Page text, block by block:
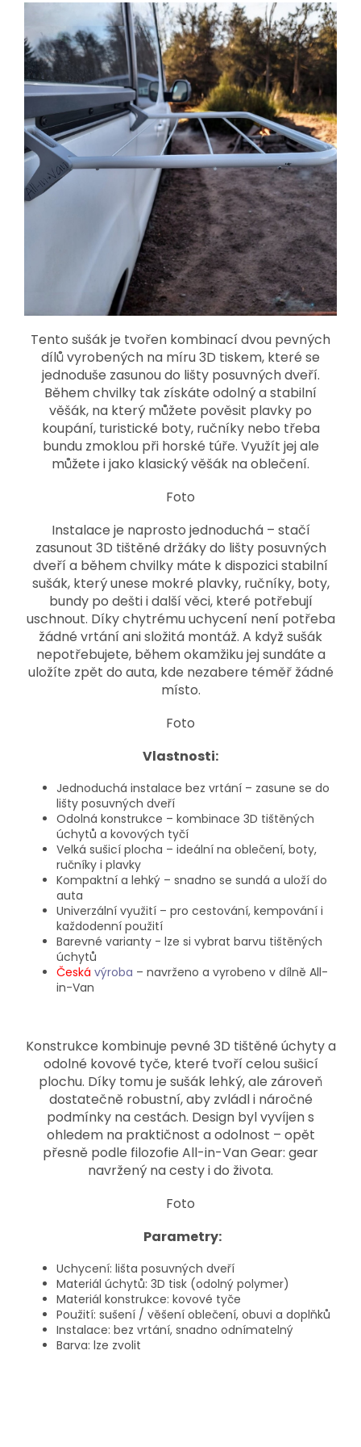
Tento sušák je tvořen kombinací dvou pevných
dílů vyrobených na míru 3D tiskem, které se
jednoduše zasunou do lišty posuvných dveří.
Během chvilky tak získáte odolný a stabilní
věšák, na který můžete pověsit plavky po
koupání, turistické boty, ručníky nebo třeba
bundu zmoklou při horské túře. Využít jej ale
můžete i jako klasický věšák na oblečení.
Foto
Instalace je naprosto jednoduchá – stačí
zasunout 3D tištěné držáky do lišty posuvných
dveří a během chvilky máte k dispozici stabilní
sušák, který unese mokré plavky, ručníky, boty,
bundy po dešti i další věci, které potřebují
uschnout. Díky chytrému uchycení není potřeba
žádné vrtání ani složitá montáž. A když sušák
nepotřebujete, během okamžiku jej sundáte a
uložíte zpět do auta, kde nezabere téměř žádné
místo.
Foto
Vlastnosti:
Jednoduchá instalace bez vrtání – zasune se do
lišty posuvných dveří
Odolná konstrukce – kombinace 3D tištěných
úchytů a kovových tyčí
Velká sušicí plocha – ideální na oblečení, boty,
ručníky i plavky
Kompaktní a lehký – snadno se sundá a uloží do
auta
Univerzální využití – pro cestování, kempování i
každodenní použití
Barevné varianty - lze si vybrat barvu tištěných
úchytů
Česká výroba – navrženo a vyrobeno v dílně All-
in-Van
Konstrukce kombinuje pevné 3D tištěné úchyty a
odolné kovové tyče, které tvoří celou sušicí
plochu. Díky tomu je sušák lehký, ale zároveň
dostatečně robustní, aby zvládl i náročné
podmínky na cestách. Design byl vyvíjen s
ohledem na praktičnost a odolnost – opět
přesně podle filozofie All-in-Van Gear: gear
navržený na cesty i do života.
Foto
Parametry:
Uchycení: lišta posuvných dveří
Materiál úchytů: 3D tisk (odolný polymer)
Materiál konstrukce: kovové tyče
Použití: sušení / věšení oblečení, obuvi a doplňků
Instalace: bez vrtání, snadno odnímatelný
Barva: lze zvolit